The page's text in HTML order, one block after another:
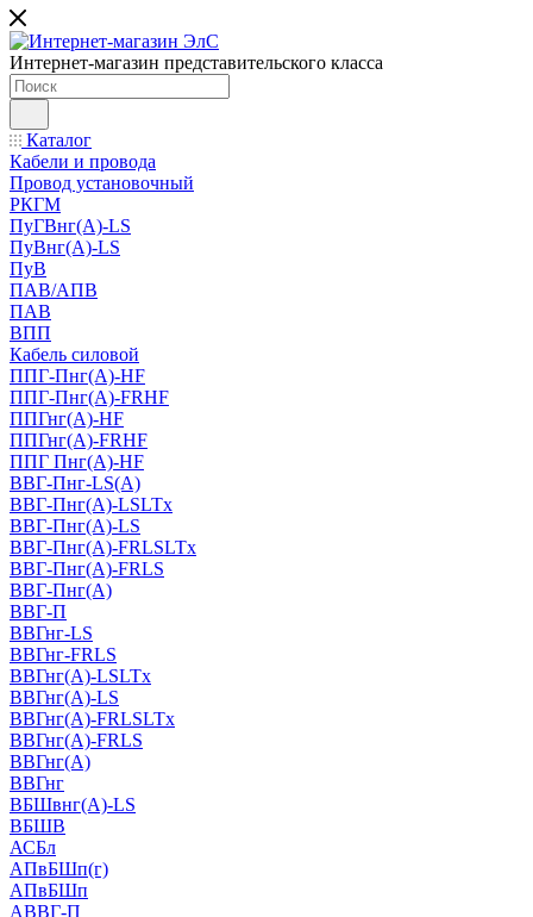
Интернет-магазин представительского класса
Каталог
Кабели и провода
Провод установочный
РКГМ
ПуГВнг(А)-LS
ПуВнг(А)-LS
ПуВ
ПАВ/АПВ
ПАВ
ВПП
Кабель силовой
ППГ-Пнг(А)-HF
ППГ-Пнг(А)-FRHF
ППГнг(А)-HF
ППГнг(А)-FRHF
ППГ Пнг(А)-HF
ВВГ-Пнг-LS(А)
ВВГ-Пнг(А)-LSLTx
ВВГ-Пнг(А)-LS
ВВГ-Пнг(А)-FRLSLTx
ВВГ-Пнг(А)-FRLS
ВВГ-Пнг(А)
ВВГ-П
ВВГнг-LS
ВВГнг-FRLS
ВВГнг(А)-LSLTx
ВВГнг(А)-LS
ВВГнг(А)-FRLSLTx
ВВГнг(А)-FRLS
ВВГнг(А)
ВВГнг
ВБШвнг(А)-LS
ВБШВ
АСБл
АПвБШп(г)
АПвБШп
АВВГ-П